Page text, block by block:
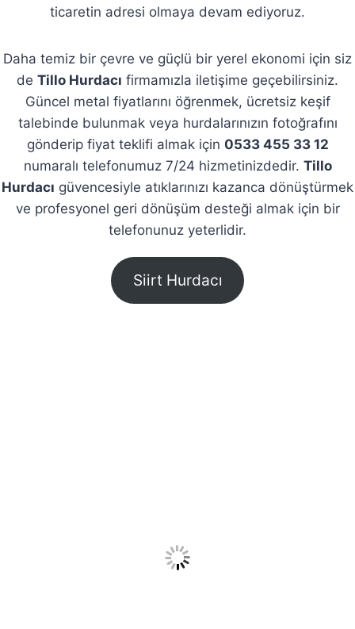
ticaretin adresi olmaya devam ediyoruz.
Daha temiz bir çevre ve güçlü bir yerel ekonomi için siz
de Tillo Hurdacı firmamızla iletişime geçebilirsiniz.
Güncel metal fiyatlarını öğrenmek, ücretsiz keşif
talebinde bulunmak veya hurdalarınızın fotoğrafını
gönderip fiyat teklifi almak için 0533 455 33 12
numaralı telefonumuz 7/24 hizmetinizdedir. Tillo
Hurdacı güvencesiyle atıklarınızı kazanca dönüştürmek
ve profesyonel geri dönüşüm desteği almak için bir
telefonunuz yeterlidir.
Siirt Hurdacı